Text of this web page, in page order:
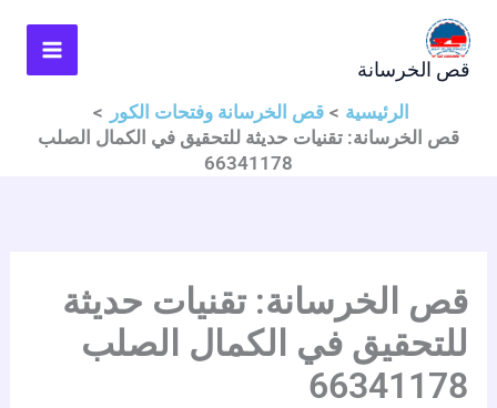
تخطي
المحتوىقص الخرسانة
الرئيسية
قص الخرسانة وفتحات الكور
قص الخرسانة: تقنيات حديثة للتحقيق في الكمال الصلب
66341178
قص الخرسانة: تقنيات حديثة
للتحقيق في الكمال الصلب
66341178